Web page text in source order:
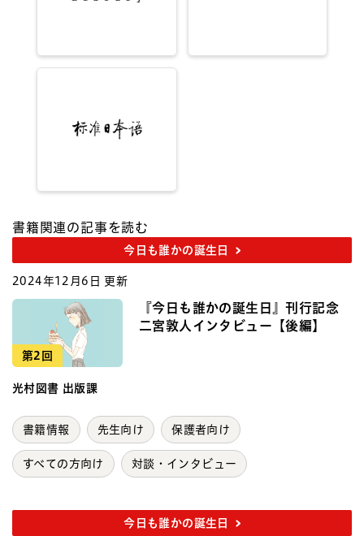
書籍関連の記事を読む
今日も誰かの誕生日
2024年12月6日 更新
第2回
『今日も誰かの誕生日』刊行記念
二宮敦人インタビュー【後編】
光村図書 出版課
書籍情報 先生向け 保護者向け
すべての方向け 対談・インタビュー
今日も誰かの誕生日